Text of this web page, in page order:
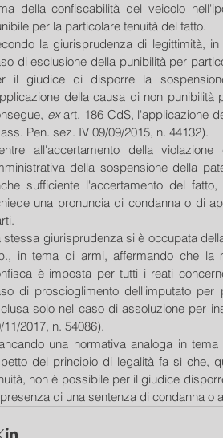
della confiscabilità del veicolo
per la particolare tenuità del fatto.
la giurisprudenza di legittimità,
di esclusione della punibilità per
il giudice di disporre la
della causa di non punibilità
ex art. 186 CdS, l'applicazione
Pen. sez. IV 09/09/2015, n. 44132).
all'accertamento della
della sospensione della
sufficiente l'accertamento del
una pronuncia di condanna o di
stessa giurisprudenza si è occupata
in tema di armi, affermando che la
è imposta per tutti i reati
di proscioglimento dell'imputato per
solo nel caso di assoluzione per
11/2017, n. 54086).
una normativa analoga in
del principio di legalità fa sì che,
non è possibile per il giudice
di una sentenza di condanna o